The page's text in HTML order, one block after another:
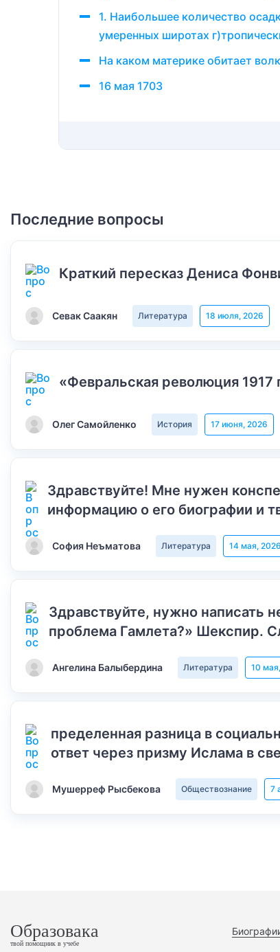
1. Наибольшее количество
умеренных широтах
На каком материке обитает
16 мая 1703
Последние вопросы
Краткий пересказ Дениса
Севак Саакян Литература 18 июля, 2026
«Февральская революция 1917
Олег Самойленко История 17 июня, 2026
Здравствуйте! Мне нужен
информацию о его биографии и
София Неъматова Литература 14 мая, 2026
Здравствуйте, нужно написать
проблема Гамлета?» Шекспир.
Ангелина Балыбердина Литература 10
пределенная разница в
ответ через призму Ислама в
Мушерреф Рысбекова Обществознание 7
Образовака
твой помощник в учебе